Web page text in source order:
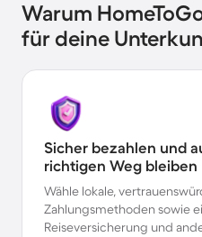
Warum
für deine
Sicher bezahlen und
richtigen Weg bleiben
Wähle lokale,
Zahlungsmethoden sowie
Reiseversicherung und